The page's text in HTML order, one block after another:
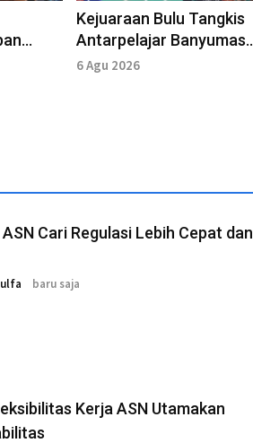
16
Kejuaraan Bulu Tangkis
Antarpelajar Banyumas
Jaring Bibit Atlet Muda
6 Agu 2026
Cari Regulasi Lebih Cepat dan
baru saja
Kerja ASN Utamakan